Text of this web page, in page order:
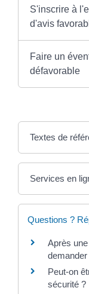
S'inscrire à
d'avis
Faire un
défavorable
Textes de
Services en
Questions ?
Après
Peut-on
sécurité ?